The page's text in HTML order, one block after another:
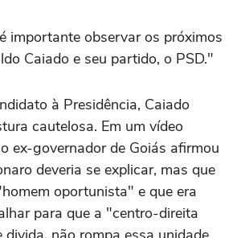
importante observar os próximos
Caiado e seu partido, o PSD."
à Presidência, Caiado
cautelosa. Em um vídeo
ex-governador de Goiás afirmou
deveria se explicar, mas que
oportunista" e que era
para que a "centro-direita